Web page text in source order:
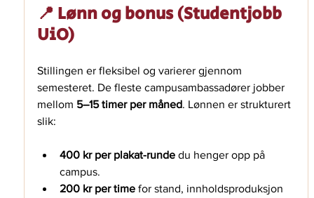
📍 Lønn og bonus (Studentjobb
UiO)
Stillingen er fleksibel og varierer gjennom
semesteret. De fleste campusambassadører jobber
mellom 5–15 timer per måned. Lønnen er strukturert
slik:
400 kr per plakat-runde du henger opp på
campus.
200 kr per time for stand, innholdsproduksjon